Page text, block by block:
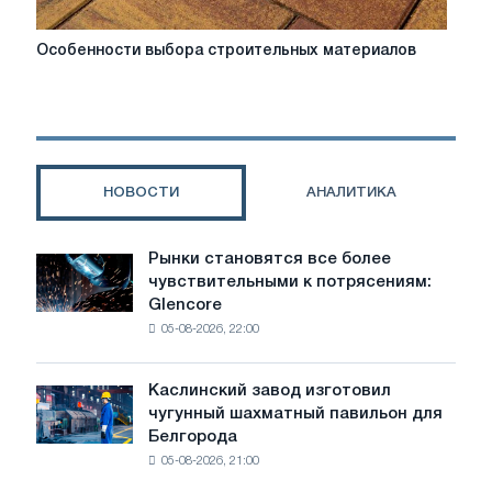
Особенности
Особенности выбора строительных материалов
НОВОСТИ АНАЛИТИКА
Рынки
становятся
все
потрясениям:
Glencore
Рынки становятся все более
чувствительными к потрясениям:
Glencore
05-08-2026, 22:00
Каслинский
завод
изготовил
Каслинский завод изготовил
чугунный шахматный павильон для
Белгорода
05-08-2026, 21:00